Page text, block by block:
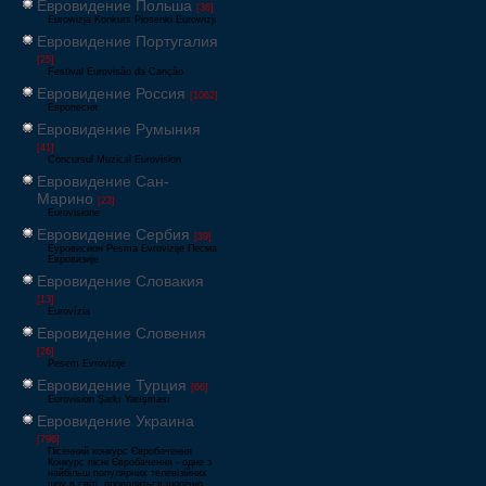
Евровидение Польша [36]
Eurowizja Konkurs Piosenki Eurowizji
Евровидение Португалия
[25]
Festival Eurovisão da Canção
Евровидение Россия [1062]
Европесня
Евровидение Румыния
[41]
Concursul Muzical Eurovision
Евровидение Сан-
Марино [23]
Eurovisione
Евровидение Сербия [39]
Еуровисион Pesma Evrovizije Песма
Евровизије
Евровидение Словакия
[13]
Eurovízia
Евровидение Словения
[26]
Pesem Evrovizije
Евровидение Турция [66]
Eurovision Şarkı Yarışması
Евровидение Украина
[796]
Пісенний конкурс Євробачення
Конкурс пісні Євробачення - одне з
найбільш популярних телевізійних
шоу в світі, проводиться щорічно,